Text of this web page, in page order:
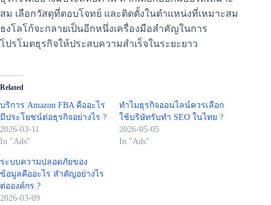
สม เลือกวัสดุที่ตอบโจทย์ และติดตั้งในตำแหน่งที่เหมาะสม
ธงโลโก้จะกลายเป็นอีกหนึ่งเครื่องมือสำคัญในการ
โปรโมตธุรกิจให้ประสบความสำเร็จในระยะยาว
Related
บริการ Amazon FBA คืออะไร
มีประโยชน์ต่อธุรกิจอย่างไร ?
2026-03-11
In "Ads"
ทำไมธุรกิจออนไลน์ควรเลือก
ใช้บริษัทรับทำ SEO ในไทย ?
2026-05-05
In "Ads"
ระบบความปลอดภัยของ
ข้อมูลคืออะไร สำคัญอย่างไร
ต่อองค์กร ?
2026-03-09